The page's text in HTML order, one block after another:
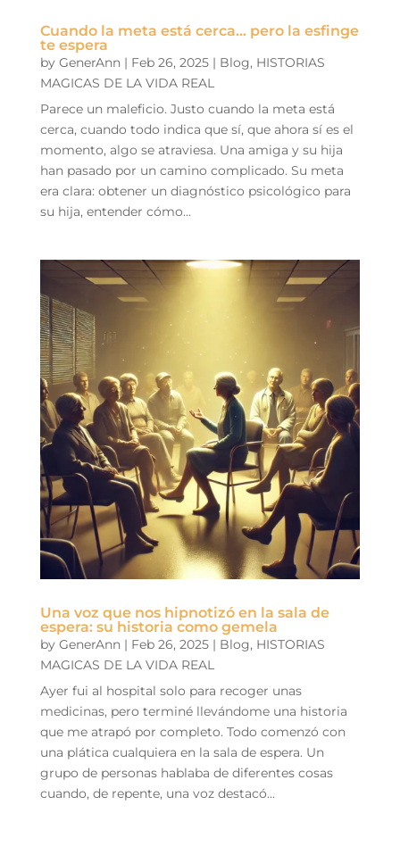
Cuando la meta está cerca… pero la esfinge
te espera
by GenerAnn| Feb 26, 2025| Blog, HISTORIAS
MAGICAS DE LA VIDA REAL
Parece un maleficio. Justo cuando la meta está
cerca, cuando todo indica que sí, que ahora sí es el
momento, algo se atraviesa. Una amiga y su hija
han pasado por un camino complicado. Su meta
era clara: obtener un diagnóstico psicológico para
su hija, entender cómo...
Una voz que nos hipnotizó en la sala de
espera: su historia como gemela
by GenerAnn| Feb 26, 2025| Blog, HISTORIAS
MAGICAS DE LA VIDA REAL
Ayer fui al hospital solo para recoger unas
medicinas, pero terminé llevándome una historia
que me atrapó por completo. Todo comenzó con
una plática cualquiera en la sala de espera. Un
grupo de personas hablaba de diferentes cosas
cuando, de repente, una voz destacó...